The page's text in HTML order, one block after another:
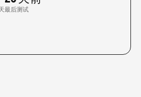
最后测试